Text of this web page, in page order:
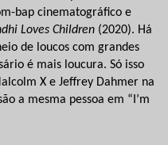
bap cinematográfico e
Loves Children (2020). Há
de loucos com grandes
é mais loucura. Só isso
X e Jeffrey Dahmer na
a mesma pessoa em “I’m